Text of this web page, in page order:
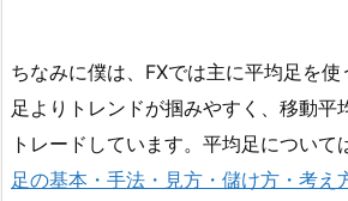
ちなみに僕は、FXでは主に平均足を
足よりトレンドが掴みやすく、移動平
トレードしています。平均足につい
足の基本・手法・見方・儲け方・考え